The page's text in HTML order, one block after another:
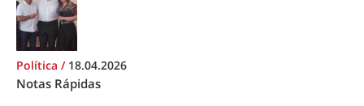
Política / 18.04.2026
Notas Rápidas